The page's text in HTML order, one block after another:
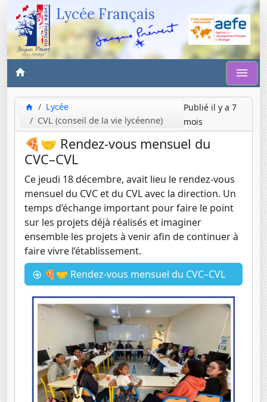
Lycée Français
Lycée
CVL (conseil de la vie lycéenne)
Publié il y a 7
mois
🍕🤝 Rendez-vous mensuel du
CVC–CVL
Ce jeudi 18 décembre, avait lieu le rendez-vous
mensuel du CVC et du CVL avec la direction. Un
temps d’échange important pour faire le point
sur les projets déjà réalisés et imaginer
ensemble les projets à venir afin de continuer à
faire vivre l’établissement.
🍕🤝 Rendez-vous mensuel du CVC–CVL